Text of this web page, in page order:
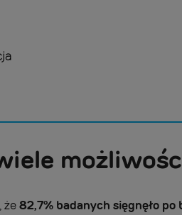
że82,7% badanych sięgnęło